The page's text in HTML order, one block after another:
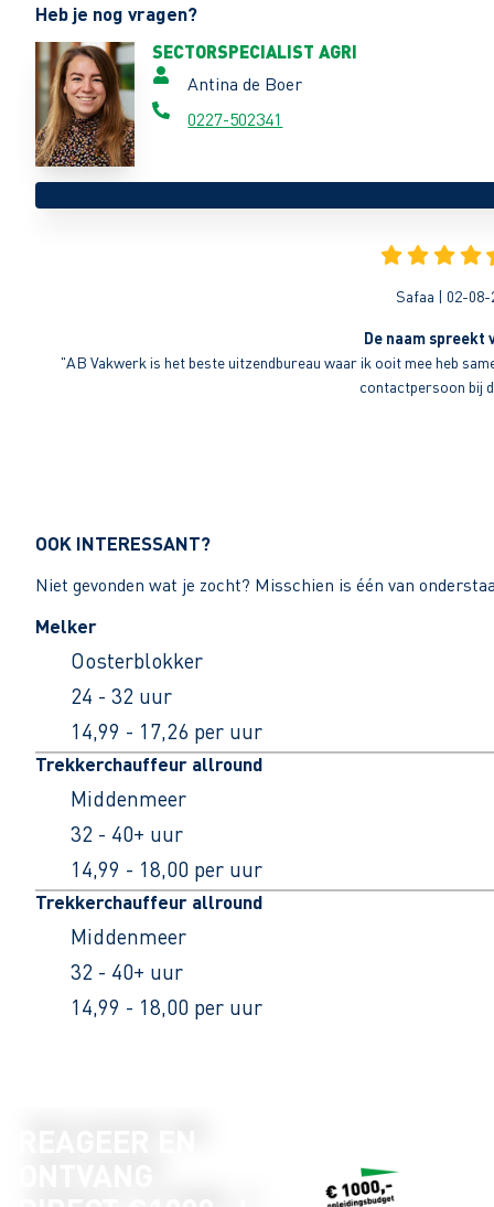
Heb je nog vragen?
SECTORSPECIALIST AGRI
Antina de Boer
0227-502341
Safaa | 02-08-
De naam spreekt
"AB Vakwerk is het beste uitzendbureau waar ik ooit mee heb
contactpersoon bij
OOK INTERESSANT?
Niet gevonden wat je zocht? Misschien is één van
Melker
Oosterblokker
24 - 32 uur
14,99 - 17,26 per uur
Trekkerchauffeur allround
Middenmeer
32 - 40+ uur
14,99 - 18,00 per uur
Trekkerchauffeur allround
Middenmeer
32 - 40+ uur
14,99 - 18,00 per uur